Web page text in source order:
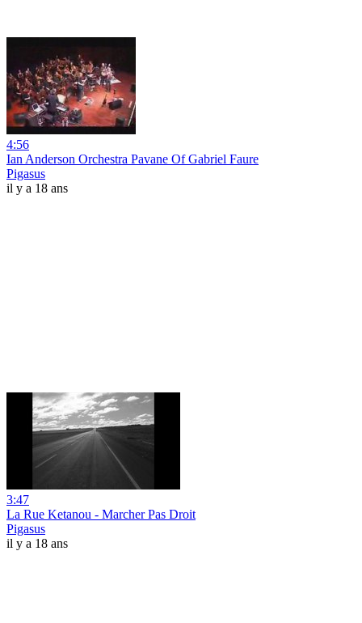
4:56
Ian Anderson Orchestra Pavane Of Gabriel Faure
Pigasus
il y a 18 ans
3:47
La Rue Ketanou - Marcher Pas Droit
Pigasus
il y a 18 ans